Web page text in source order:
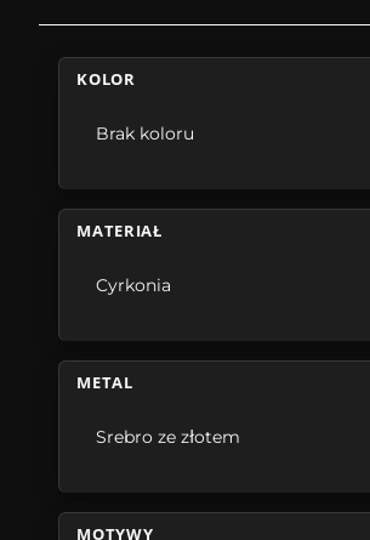
KOLOR
Brak koloru
MATERIAŁ
Cyrkonia
METAL
Srebro ze złotem
MOTYWY